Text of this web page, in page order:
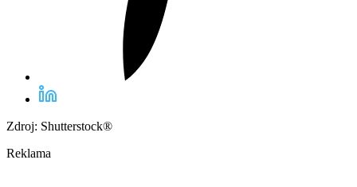
Zdroj: Shutterstock®
Reklama